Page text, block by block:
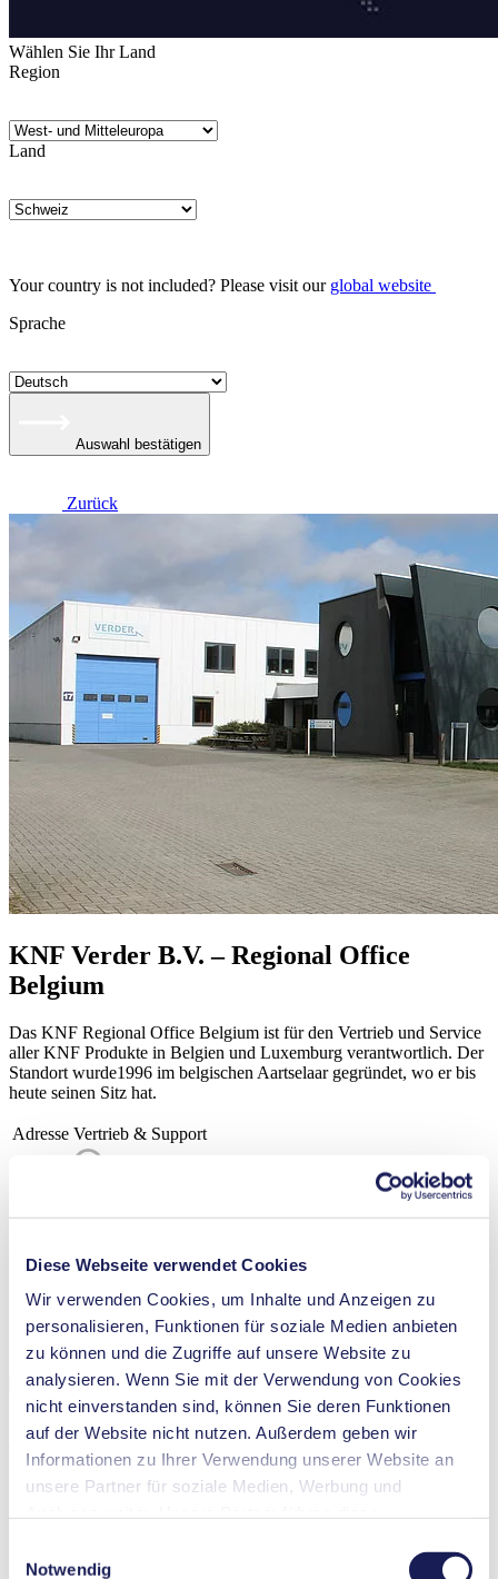
Diese Webseite verwendet Cookies
Wir verwenden Cookies, um Inhalte und Anzeigen zu
personalisieren, Funktionen für soziale Medien anbieten
zu können und die Zugriffe auf unsere Website zu
analysieren. Wenn Sie mit der Verwendung von Cookies
nicht einverstanden sind, können Sie deren Funktionen
auf der Website nicht nutzen. Außerdem geben wir
Informationen zu Ihrer Verwendung unserer Website an
unsere Partner für soziale Medien, Werbung und
zusammen, die Sie ihnen bereitgestellt haben oder die
Notwendig
Wählen Sie Ihr Land
Region
Land
Your country is not included? Please visit our global website
Sprache
Auswahl bestätigen
Zurück
KNF Verder B.V. – Regional Office
Belgium
Das KNF Regional Office Belgium ist für den Vertrieb und Service
aller KNF Produkte in Belgien und Luxemburg verantwortlich. Der
Standort wurde1996 im belgischen Aartselaar gegründet, wo er bis
heute seinen Sitz hat.
Adresse Vertrieb & Support
2630 Aartselaar
Telefon +32 3 871 96 24
Fax
+32 3 871 96 28
E-Mail
info@knf.be
Dieser Inhalt erfordert Ihre Zustimmung
Um diesen Inhalt anzuzeigen, akzeptieren Sie bitteMarketing-
. Dadurch können wir Videos und Karten von externen
Plattformen anzeigen.
MARKETING-COOKIES AKZEPTIEREN
Mehr über KNF erfahren